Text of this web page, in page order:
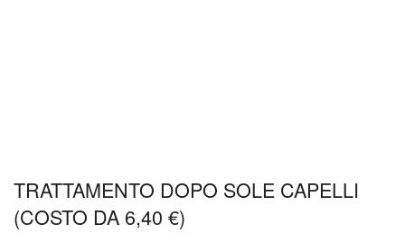
TRATTAMENTO DOPO SOLE CAPELLI
(COSTO DA 6,40 €)